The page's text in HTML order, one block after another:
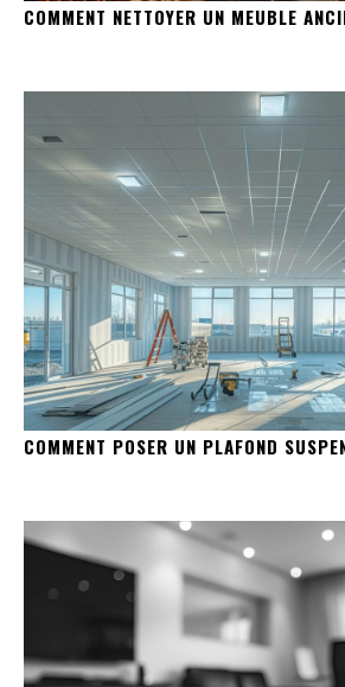
COMMENT NETTOYER UN MEUBLE
COMMENT POSER UN PLAFOND